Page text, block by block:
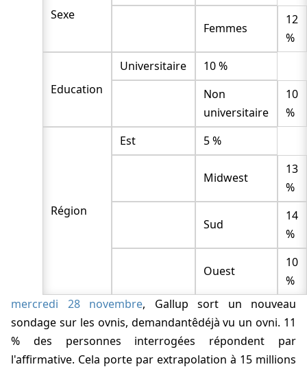
Sexe
Femmes
12
%
Education
Universitaire
10 %
Non
universitaire
10
%
Région
Est 5 %
Midwest
13
%
Sud
14
%
Ouest
10
%
mercredi 28 novembre, Gallup sort un nouveau
sondage sur les ovnis, demandantêdéjà vu un ovni. 11
% des personnes interrogées répondent par
l'affirmative. Cela porte par extrapolation à 15 millions